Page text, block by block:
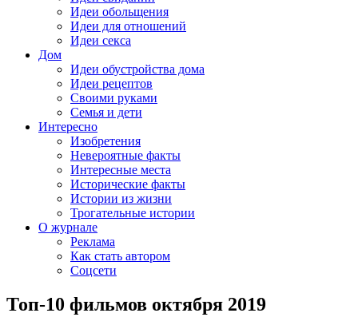
Идеи обольщения
Идеи для отношений
Идеи секса
Дом
Идеи обустройства дома
Идеи рецептов
Своими руками
Семья и дети
Интересно
Изобретения
Невероятные факты
Интересные места
Исторические факты
Истории из жизни
Трогательные истории
О журнале
Реклама
Как стать автором
Соцсети
Топ-10 фильмов октября 2019